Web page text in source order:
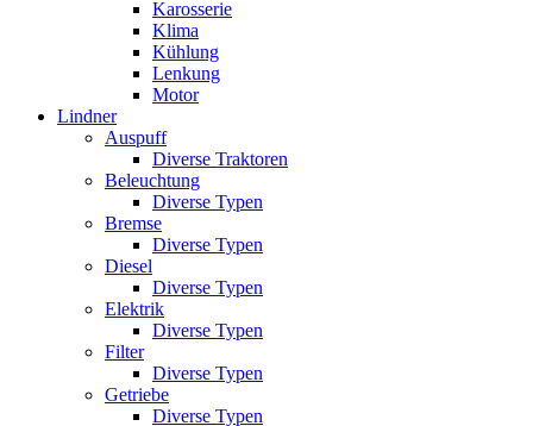
Karosserie
Klima
Kühlung
Lenkung
Motor
Lindner
Auspuff
Diverse Traktoren
Beleuchtung
Diverse Typen
Bremse
Diverse Typen
Diesel
Diverse Typen
Elektrik
Diverse Typen
Filter
Diverse Typen
Getriebe
Diverse Typen